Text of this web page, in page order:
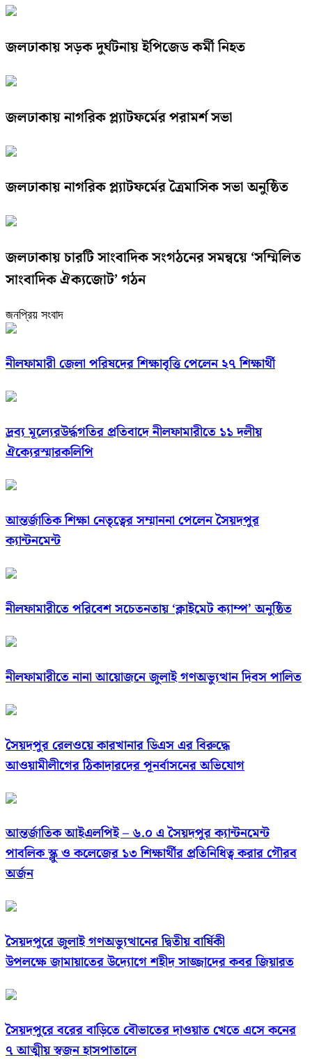
জলঢাকায় সড়ক দুর্ঘটনায় ইপিজেড কর্মী নিহত
জলঢাকায় নাগরিক প্ল্যাটফর্মের পরামর্শ সভা
জলঢাকায় নাগরিক প্ল্যাটফর্মের ত্রৈমাসিক সভা অনুষ্ঠিত
জলঢাকায় চারটি সাংবাদিক সংগঠনের সমন্বয়ে ‘সম্মিলিত
সাংবাদিক ঐক্যজোট’ গঠন
জনপ্রিয় সংবাদ
নীলফামারী জেলা পরিষদের শিক্ষাবৃত্তি পেলেন ২৭ শিক্ষার্থী
দ্রব্য মূল্যেরউর্দ্ধগতির প্রতিবাদে নীলফামারীতে ১১ দলীয়
ঐক্যেরস্মারকলিপি
আন্তর্জাতিক শিক্ষা নেতৃত্বের সম্মাননা পেলেন সৈয়দপুর
ক্যান্টনমেন্ট
নীলফামারীতে পরিবেশ সচেতনতায় ‘ক্লাইমেট ক্যাম্প’ অনুষ্ঠিত
নীলফামারীতে নানা আয়োজনে জুলাই গণঅভ্যুত্থান দিবস পালিত
সৈয়দপুর রেলওয়ে কারখানার ডিএস এর বিরুদ্ধে
আওয়ামীলীগের ঠিকাদারদের পূনর্বাসনের অভিযোগ
আন্তর্জাতিক আইএলপিই – ৬.০ এ সৈয়দপুর ক্যান্টনমেন্ট
পাবলিক স্ক্লু ও কলেজের ১৩ শিক্ষার্থীর প্রতিনিধিত্ব করার গৌরব
অর্জন
সৈয়দপুরে জুলাই গণঅভ্যুত্থানের দ্বিতীয় বার্ষিকী
উপলক্ষে জামায়াতের উদ্যোগে শহীদ সাজ্জাদের কবর জিয়ারত
সৈয়দপুরে বরের বাড়িতে বৌভাতের দাওয়াত খেতে এসে কনের
৭ আত্মীয় স্বজন হাসপাতালে